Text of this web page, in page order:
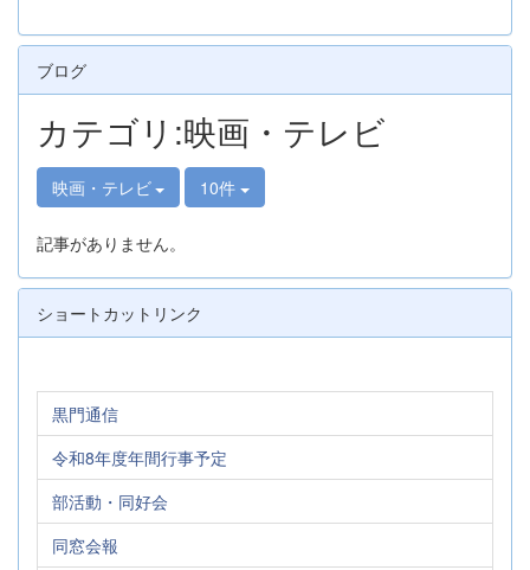
ブログ
カテゴリ:映画・テレビ
映画・テレビ 10件
記事がありません。
ショートカットリンク
黒門通信
令和8年度年間行事予定
部活動・同好会
同窓会報